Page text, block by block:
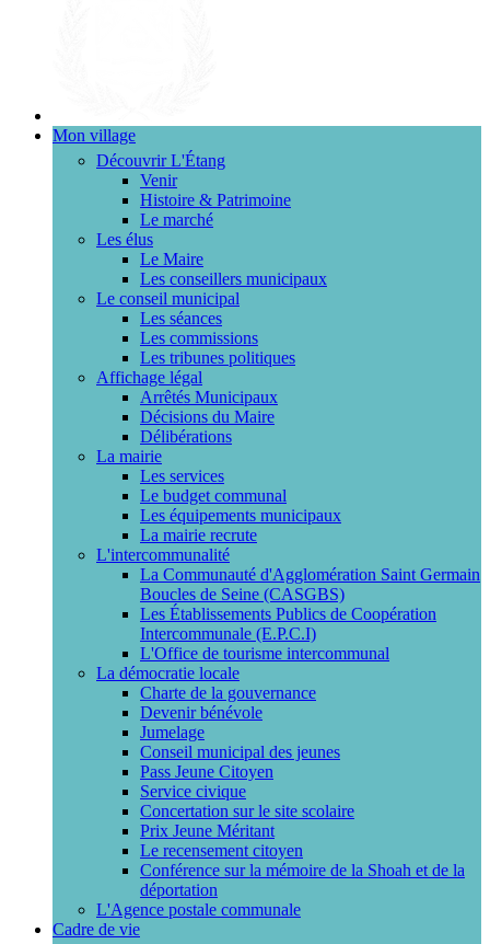
Mon village
Découvrir L'Étang
Venir
Histoire & Patrimoine
Le marché
Les élus
Le Maire
Les conseillers municipaux
Le conseil municipal
Les séances
Les commissions
Les tribunes politiques
Affichage légal
Arrêtés Municipaux
Décisions du Maire
Délibérations
La mairie
Les services
Le budget communal
Les équipements municipaux
La mairie recrute
L'intercommunalité
La Communauté d'Agglomération Saint Germain
Boucles de Seine (CASGBS)
Les Établissements Publics de Coopération
Intercommunale (E.P.C.I)
L'Office de tourisme intercommunal
La démocratie locale
Charte de la gouvernance
Devenir bénévole
Jumelage
Conseil municipal des jeunes
Pass Jeune Citoyen
Service civique
Concertation sur le site scolaire
Prix Jeune Méritant
Le recensement citoyen
Conférence sur la mémoire de la Shoah et de la
déportation
L'Agence postale communale
Cadre de vie